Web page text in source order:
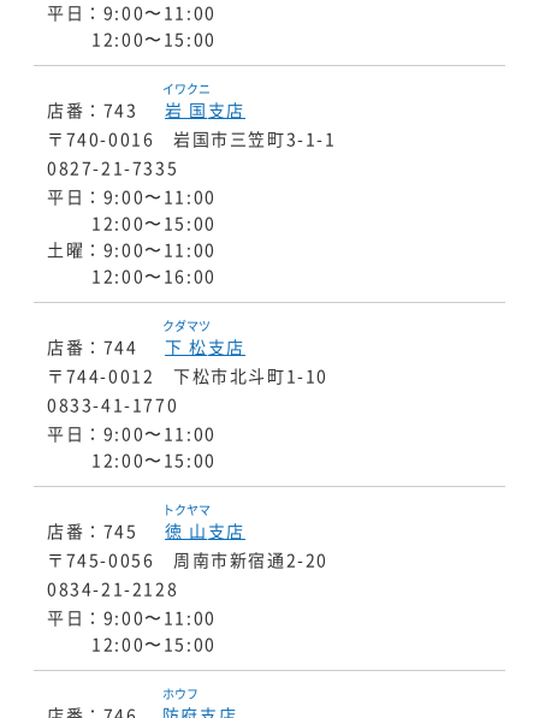
平日：9:00〜11:00
12:00〜15:00
店番：743 岩国
イワクニ
支店
〒740-0016 岩国市三笠町3-1-1
0827-21-7335
平日：9:00〜11:00
12:00〜15:00
土曜：9:00〜11:00
12:00〜16:00
店番：744 下松
クダマツ
支店
〒744-0012 下松市北斗町1-10
0833-41-1770
平日：9:00〜11:00
12:00〜15:00
店番：745 徳山
トクヤマ
支店
〒745-0056 周南市新宿通2-20
0834-21-2128
平日：9:00〜11:00
12:00〜15:00
ホウフ